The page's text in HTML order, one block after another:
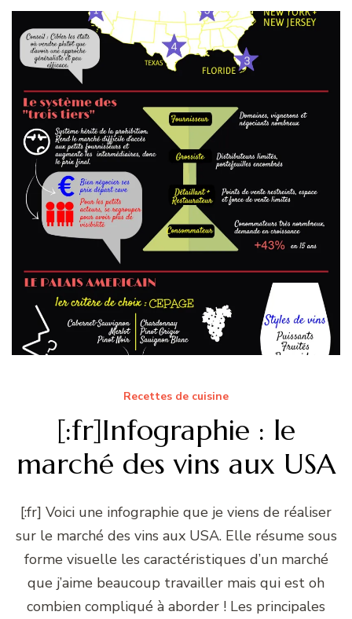
Recettes de cuisine
[:fr]Infographie : le
marché des vins aux USA
[:fr] Voici une infographie que je viens de réaliser
sur le marché des vins aux USA. Elle résume sous
forme visuelle les caractéristiques d’un marché
que j’aime beaucoup travailler mais qui est oh
combien compliqué à aborder ! Les principales